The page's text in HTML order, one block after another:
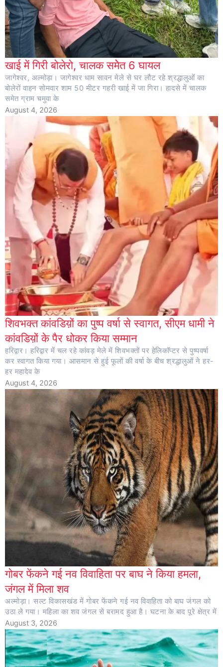
खाई में गिरी बोलेरो, चालक समेेत 6 घायल
जागेश्वर, अल्मोड़ा। जागेश्वर धाम सावन मेले से घर लौट रहे श्रद्धालुओं का
बोलेरों वाहन सोमवार शाम 50 मीटर गहरी खाई में जा गिरा। हादसे में चालक
समेत ग्राम चमुवा के
August 4, 2026
शिवभक्त कांवडिय़ों का पुष्प वर्षा से स्वागत, सीएम धामी ने
कांवडिय़ों के पैर धोकर किया सम्मान
हरिद्वार। हरिद्वार में चल रहे कांवड़ मेले में शिवभक्तों पर हेलिकॉप्टर से पुष्पवर्षा
कर स्वागत किया गया। आसमान से हुई फूलों की वर्षा के बीच श्रद्धालुओं ने हर-
हर महादेव के
August 4, 2026
गोबर फेंकने गई नव विवाहिता पर बाघ ने किया हमला,
जंगल में मिला शव
अल्मोड़ा। सल्ट विकासखंड में गोबर फेंकने गई नव विवाहिता को बाघ जंगल को
उठा ले गया। महिला का शव जंगल से बरामद हुआ है। घटना के बाद पूरे क्षेत्र में
August 3, 2026